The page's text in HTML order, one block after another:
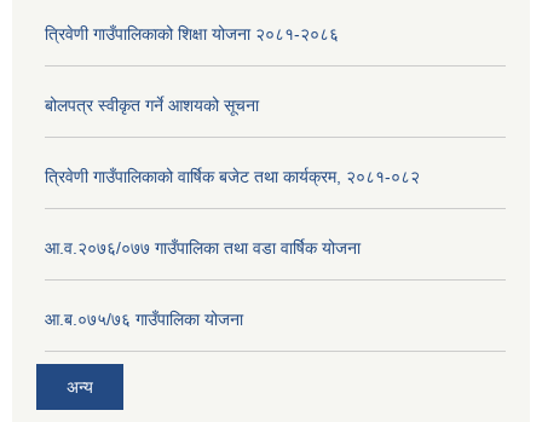
त्रिवेणी गाउँपालिकाको शिक्षा योजना २०८१-२०८६
बोलपत्र स्वीकृत गर्ने आशयको सूचना
त्रिवेणी गाउँपालिकाको वार्षिक बजेट तथा कार्यक्रम, २०८१-०८२
आ.व.२०७६/०७७ गाउँपालिका तथा वडा वार्षिक योजना
आ.ब.०७५/७६ गाउँपालिका योजना
अन्य